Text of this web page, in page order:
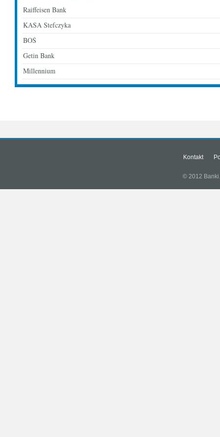
Raiffeisen Bank
KASA Stefczyka
BOŚ
Getin Bank
Millennium
Kontakt
© 2012